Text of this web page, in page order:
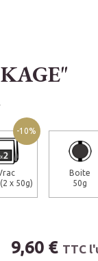
-10%
x 50g)
Boite
50g
9,60 € TTC